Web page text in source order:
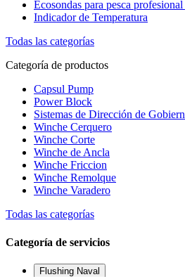
Ecosondas para pesca
Indicador de Temperatura
Todas las categorías
Categoría de productos
Capsul Pump
Power Block
Sistemas de Dirección de
Winche Cerquero
Winche Corte
Winche de Ancla
Winche Friccion
Winche Remolque
Winche Varadero
Todas las categorías
Categoría de servicios
Flushing Naval